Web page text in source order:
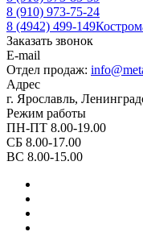
8 (910) 973-75-24
8 (4942) 499-149
Заказать звонок
E-mail
Отдел продаж:
Адрес
г. Ярославль,
Режим работы
ПН-ПТ 8.00-19.00
СБ 8.00-17.00
ВС 8.00-15.00